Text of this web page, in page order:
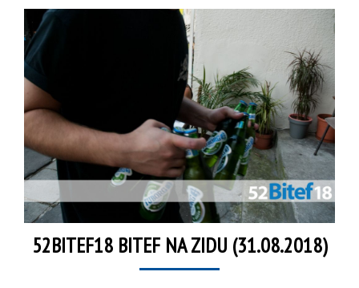
52BITEF18 BITEF NA ZIDU (31.08.2018)